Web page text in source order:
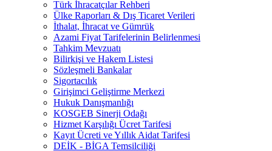
Türk İhracatçılar Rehberi
Ülke Raporları & Dış Ticaret Verileri
İthalat, İhracat ve Gümrük
Azami Fiyat Tarifelerinin Belirlenmesi
Tahkim Mevzuatı
Bilirkişi ve Hakem Listesi
Sözleşmeli Bankalar
Sigortacılık
Girişimci Geliştirme Merkezi
Hukuk Danışmanlığı
KOSGEB Sinerji Odağı
Hizmet Karşılığı Ücret Tarifesi
Kayıt Ücreti ve Yıllık Aidat Tarifesi
DEİK - BİGA Temsilciliği